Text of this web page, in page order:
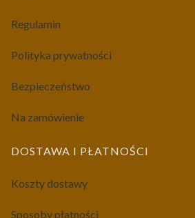
Regulamin
Polityka prywatności
Bezpieczeństwo
Na zamówienie
DOSTAWA I PŁATNOŚCI
Koszty dostawy
Sposoby płatności